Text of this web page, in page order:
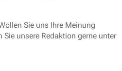
Sie uns Ihre Meinung
unsere Redaktion gerne unter